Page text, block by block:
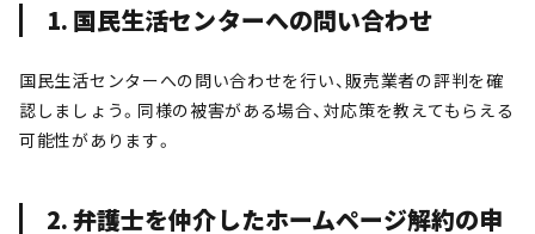
1. 国民生活センターへの問い合わせ
国民生活センターへの問い合わせを行い、販売業者の評判を確
認しましょう。同様の被害がある場合、対応策を教えてもらえる
可能性があります。
2. 弁護士を仲介したホームページ解約の申